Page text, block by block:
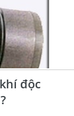
độc